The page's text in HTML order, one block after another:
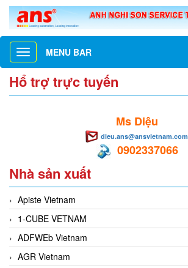
Toggle
navigation
MENU BAR
Hổ trợ trực tuyến
Ms Diệu
dieu.ans@ansvietnam.com
0902337066
Nhà sản xuất
Apiste Vietnam
1-CUBE VETNAM
ADFWEb Vietnam
AGR Vietnam